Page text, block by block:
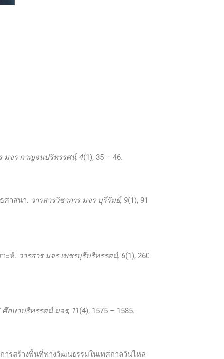
มจร กาญจนปริทรรศน์, 4(1), 35 – 46.
ศาสนา. วารสารวิชาการ มจร บุรีรัมย์, 9(1), 91
ะห์. วารสาร มจร เพชรบุรีปริทรรศน์, 6(1), 260
ศึกษาปริทรรศน์ มจร, 11(4), 1575 – 1585.
รสร้างพื้นที่ทางวัฒนธรรมในเทศกาลวันไหล